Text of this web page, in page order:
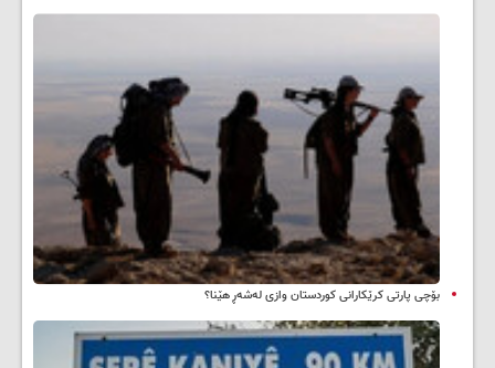
بۆچی پارتی کرێکارانی کوردستان وازی لەشەڕ هێنا؟